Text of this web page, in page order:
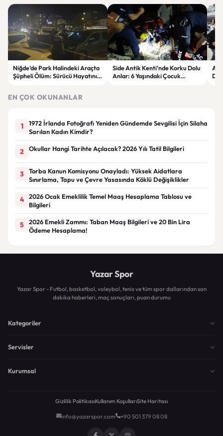
Niğde’de Park Halindeki Araçta
Şüpheli Ölüm: Sürücü Hayatını
Side Antik Kenti’nde Korku Dolu
Anlar: 6 Yaşındaki Çocuk
EN ÇOK OKUNANLAR
1
1972 İrlanda Fotoğrafı Yeniden Gündemde Sevgilisi İçin Silaha
Sarılan Kadın Kimdir?
2 Okullar Hangi Tarihte Açılacak? 2026 Yılı Tatil Bilgileri
3
Torba Kanun Komisyonu Onayladı: Yüksek Aidatlara
Sınırlama, Tapu ve Çevre Yasasında Köklü Değişiklikler
4
2026 Ocak Emeklilik Temel Maaş Hesaplama Tablosu ve
Bilgileri
5
2026 Emekli Zammı: Taban Maaş Bilgileri ve 20 Bin Lira
Ödeme Hesaplama!
Yazar Spor
Yazar Spor - Futbol, basketbol, voleybol, tenis ve tüm spor dallarından son
dakika haberleri, maç sonuçları, puan durumu
Kategoriler
Servisler
Kurumsal
Gizlilik PolitikasıKullanım KoşullarıSite Haritası
info@yazarspor.com +90 501 379 08 08